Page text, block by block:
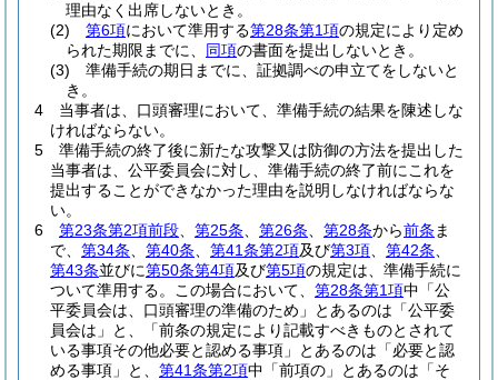
理由なく出席しないとき。
(2)
第6項において準用する第28条第1項の規定により定め
られた期限までに、 同項の書面を提出しないとき。
(3)
準備手続の期日までに、証拠調べの申立てをしないと
き。
4
当事者は、口頭審理において、準備手続の結果を陳述しな
ければならない。
5
準備手続の終了後に新たな攻撃又は防御の方法を提出した
当事者は、公平委員会に対し、準備手続の終了前にこれを
提出することができなかった理由を説明しなければならな
い。
6
第23条第2項前段 第25条 第26条 第28条から前条 ま
で、 第34条 第40条 第41条第2項及び第3項 第42条
第43条並びに第50条第4項及び第5項の規定は、準備手続に
ついて準用する。
この場合において、 第28条第1項中「公
平委員会は、口頭審理の準備のため」とあるのは「公平委
員会は」と、「前条の規定により記載すべきものとされて
いる事項その他必要と認める事項」とあるのは「必要と認
める事項」と、 第41条第2項中「前項の」とあるのは「そ